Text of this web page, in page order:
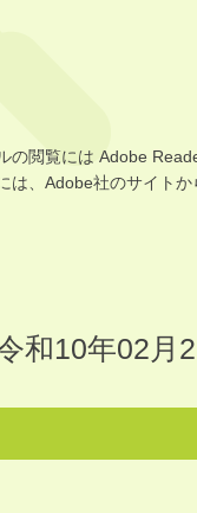
の閲覧には Adobe
は、Adobe社のサイト
和10年02月